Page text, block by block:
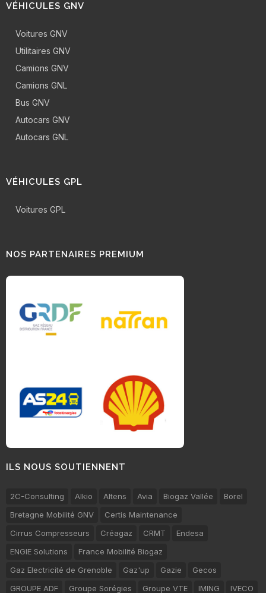
VÉHICULES GNV
Voitures GNV
Utilitaires GNV
Camions GNV
Camions GNL
Bus GNV
Autocars GNV
Autocars GNL
VÉHICULES GPL
Voitures GPL
NOS PARTENAIRES PREMIUM
ILS NOUS SOUTIENNENT
2C-Consulting Alkio Altens Avia Biogaz Vallée
Borel
Bretagne Mobilité GNV
Certis Maintenance
Cirrus Compresseurs
Créagaz CRMT
Endesa
ENGIE Solutions
France Mobilité Biogaz
Gaz Electricité de Grenoble
Gaz'up Gazie
Gecos
GROUPE ADF
Groupe Sorégies Groupe VTE IMING IVECO